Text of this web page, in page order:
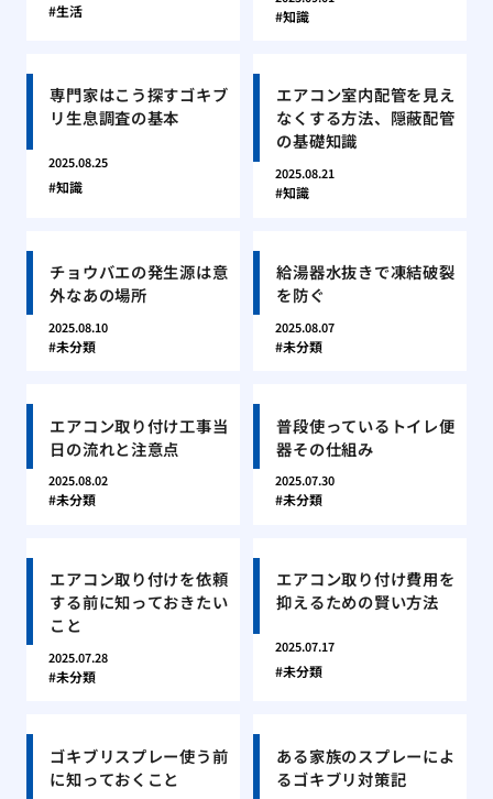
生活 知識
専門家はこう探すゴキブ
リ生息調査の基本
2025.08.25
知識
エアコン室内配管を見え
なくする方法、隠蔽配管
の基礎知識
2025.08.21
知識
チョウバエの発生源は意
外なあの場所
2025.08.10
未分類
給湯器水抜きで凍結破裂
を防ぐ
2025.08.07
未分類
エアコン取り付け工事当
日の流れと注意点
2025.08.02
未分類
普段使っているトイレ便
器その仕組み
2025.07.30
未分類
エアコン取り付けを依頼
する前に知っておきたい
こと
2025.07.28
未分類
エアコン取り付け費用を
抑えるための賢い方法
2025.07.17
未分類
ゴキブリスプレー使う前
に知っておくこと
ある家族のスプレーによ
るゴキブリ対策記